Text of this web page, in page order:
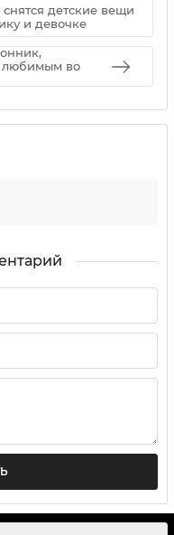
детские вещи
и девочке
любимым во